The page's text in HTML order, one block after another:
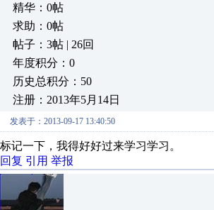
精华：0帖
求助：0帖
帖子：3帖 | 26回
年度积分：0
历史总积分：50
注册：2013年5月14日
发表于：2013-09-17 13:40:50
标记一下，我得好好过来学习学习。
回复 引用 举报